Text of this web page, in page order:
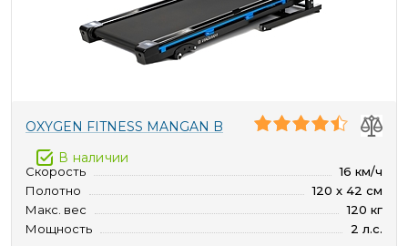
OXYGEN FITNESS MANGAN B
В наличии
Скорость
16 км/ч
Полотно
120 х 42 см
Макс. вес
120 кг
Мощность
2 л.с.